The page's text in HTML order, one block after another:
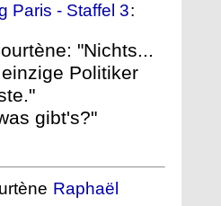
Paris - Staffel 3:
"Nichts...
Politiker
gibt's?"
Raphaël